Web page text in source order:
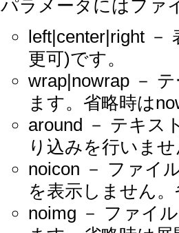
パラメータにはファ
left|center|right －
更可)です。
wrap|nowrap －
ます。省略時は
around － テキス
り込みを行いま
noicon － ファイ
を表示しません
noimg － ファイ